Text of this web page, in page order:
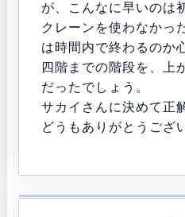
が、こんなに早いのは
クレーンを使わなかっ
は時間内で終わるのか
四階までの階段を、上
だったでしょう。
サカイさんに決めて正
どうもありがとうござ